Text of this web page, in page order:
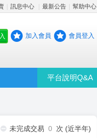
訊息中心 最新公告 幫助中心
加入會員 會員登入
平台說明Q&A
未完成交易 0
次 (近半年)